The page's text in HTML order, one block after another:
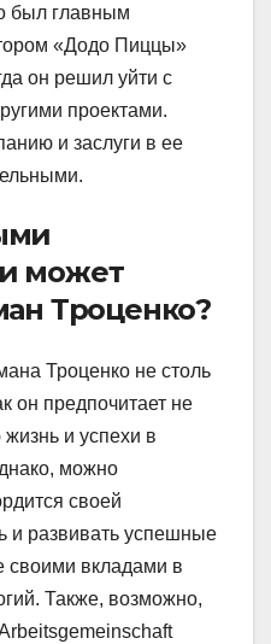
был главным
«Додо Пиццы»
он решил уйти с
проектами.
и заслуги в ее
может
Троценко?
Троценко не столь
он предпочитает не
и успехи в
можно
своей
и развивать успешные
своими вкладами в
Также, возможно,